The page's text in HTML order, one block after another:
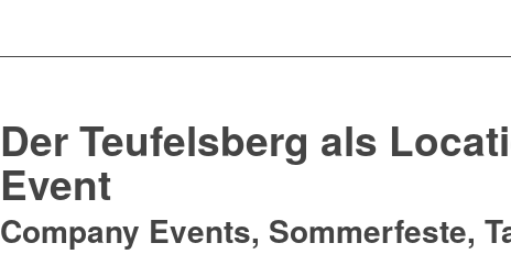
Der Teufelsberg als
Event
Company Events, Sommerfeste,